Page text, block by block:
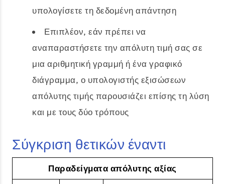
υπολογίσετε τη δεδομένη απάντηση
Επιπλέον, εάν πρέπει να
αναπαραστήσετε την απόλυτη τιμή σας σε
μια αριθμητική γραμμή ή ένα γραφικό
διάγραμμα, ο υπολογιστής εξισώσεων
απόλυτης τιμής παρουσιάζει επίσης τη λύση
και με τους δύο τρόπους
Σύγκριση θετικών έναντι
Παραδείγματα απόλυτης αξίας